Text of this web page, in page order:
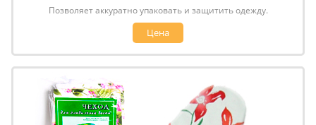
Позволяет аккуратно упаковать и защитить одежду.
Цена